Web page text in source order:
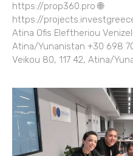
https://prop360.pro 🌐
https://
Atina Ofis Eleftheriou
Atina/Yunanistan +30 698
Veikou 80, 117 42, Atina/